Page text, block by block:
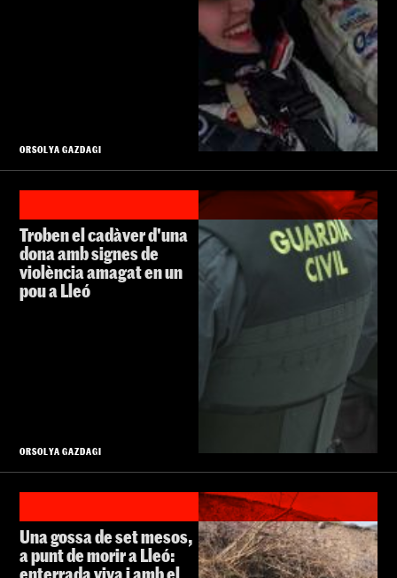
ORSOLYA GAZDAGI
Troben el cadàver d'una
dona amb signes de
violència amagat en un
pou a Lleó
ORSOLYA GAZDAGI
Una gossa de set mesos,
a punt de morir a Lleó:
enterrada viva i amb el